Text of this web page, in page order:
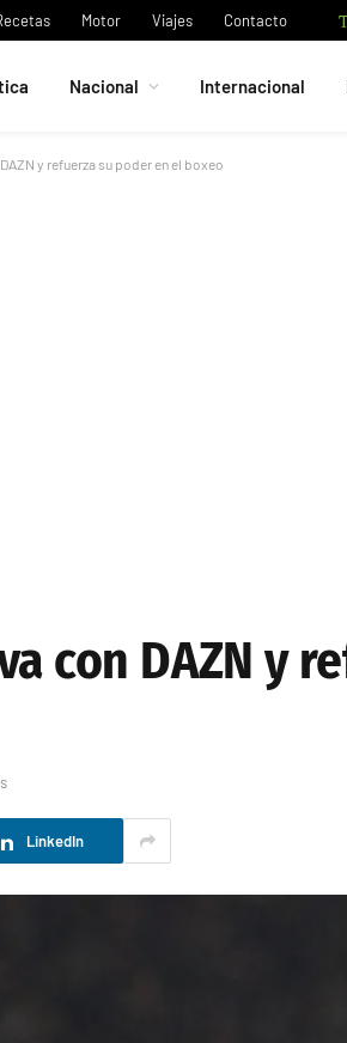
Motor Viajes Contacto
Nacional Internacional
y refuerza su poder en el boxeo
con DAZN y
LinkedIn